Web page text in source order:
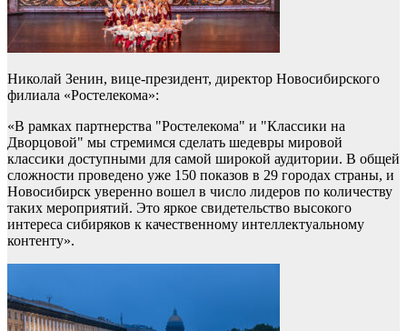
Николай Зенин, вице-президент, директор Новосибирского
филиала «Ростелекома»:
«В рамках партнерства "Ростелекома" и "Классики на
Дворцовой" мы стремимся сделать шедевры мировой
классики доступными для самой широкой аудитории. В общей
сложности проведено уже 150 показов в 29 городах страны, и
Новосибирск уверенно вошел в число лидеров по количеству
таких мероприятий. Это яркое свидетельство высокого
интереса сибиряков к качественному интеллектуальному
контенту».